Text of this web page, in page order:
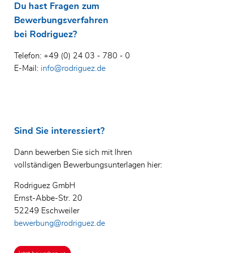
Du hast Fragen zum
Bewerbungsverfahren
bei Rodriguez?
Telefon: +49 (0) 24 03 - 780 - 0
E-Mail: info@rodriguez.de
Sind Sie interessiert?
Dann bewerben Sie sich mit Ihren
vollständigen Bewerbungsunterlagen hier:
Rodriguez GmbH
Ernst-Abbe-Str. 20
52249 Eschweiler
bewerbung@rodriguez.de